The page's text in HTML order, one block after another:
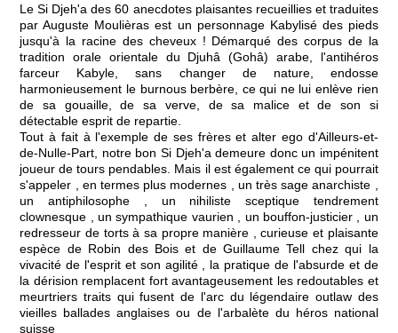
Le Si Djeh'a des 60 anecdotes plaisantes recueillies et traduites
par Auguste Moulièras est un personnage Kabylisé des pieds
jusqu'à la racine des cheveux ! Démarqué des corpus de la
tradition orale orientale du Djuhâ (Gohâ) arabe, l'antihéros
farceur Kabyle, sans changer de nature, endosse
harmonieusement le burnous berbère, ce qui ne lui enlève rien
de sa gouaille, de sa verve, de sa malice et de son si
détectable esprit de repartie.
Tout à fait à l'exemple de ses frères et alter ego d'Ailleurs-et-
de-Nulle-Part, notre bon Si Djeh'a demeure donc un impénitent
joueur de tours pendables. Mais il est également ce qui pourrait
s'appeler , en termes plus modernes , un très sage anarchiste ,
un antiphilosophe , un nihiliste sceptique tendrement
clownesque , un sympathique vaurien , un bouffon-justicier , un
redresseur de torts à sa propre manière , curieuse et plaisante
espèce de Robin des Bois et de Guillaume Tell chez qui la
vivacité de l'esprit et son agilité , la pratique de l'absurde et de
la dérision remplacent fort avantageusement les redoutables et
meurtriers traits qui fusent de l'arc du légendaire outlaw des
vieilles ballades anglaises ou de l'arbalète du héros national
suisse